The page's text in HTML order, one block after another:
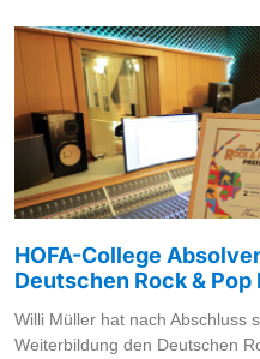
HOFA-College
Deutschen Rock & Pop
Willi Müller hat nach Abschluss
Weiterbildung den Deutschen